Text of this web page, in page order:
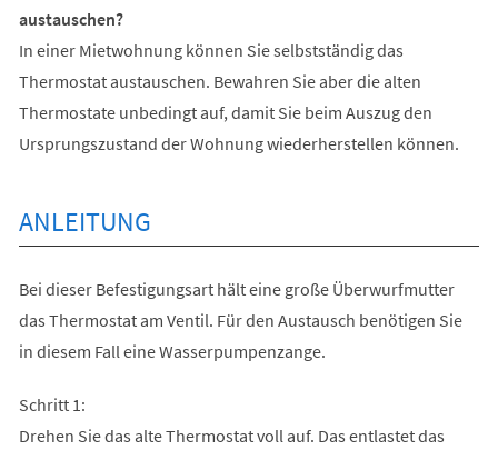
austauschen?
In einer Mietwohnung können Sie selbstständig das
Thermostat austauschen. Bewahren Sie aber die alten
Thermostate unbedingt auf, damit Sie beim Auszug den
Ursprungszustand der Wohnung wiederherstellen können.
ANLEITUNG
Bei dieser Befestigungsart hält eine große Überwurfmutter
das Thermostat am Ventil. Für den Austausch benötigen Sie
in diesem Fall eine Wasserpumpenzange.
Schritt 1:
Drehen Sie das alte Thermostat voll auf. Das entlastet das